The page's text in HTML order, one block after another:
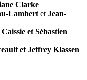
Clarke
Lambert et Jean-
et Sébastien
et Jeffrey Klassen